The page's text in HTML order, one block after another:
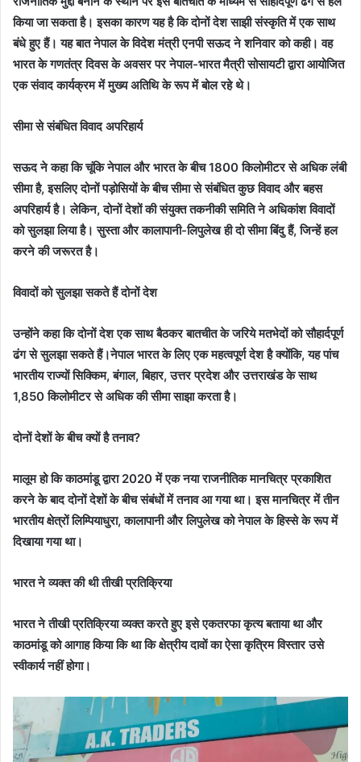
किया जा सकता है। इसका कारण यह है कि दोनों देश साझी संस्कृति में एक साथ
बंधे हुए हैं। यह बात नेपाल के विदेश मंत्री एनपी सऊद ने शनिवार को कही। वह
भारत के गणतंत्र दिवस के अवसर पर नेपाल-भारत मैत्री सोसायटी द्वारा आयोजित
एक संवाद कार्यक्रम में मुख्य अतिथि के रूप में बोल रहे थे।
सीमा से संबंधित विवाद अपरिहार्य
सऊद ने कहा कि चूंकि नेपाल और भारत के बीच 1800 किलोमीटर से अधिक लंबी
सीमा है, इसलिए दोनों पड़ोसियों के बीच सीमा से संबंधित कुछ विवाद और बहस
अपरिहार्य है। लेकिन, दोनों देशों की संयुक्त तकनीकी समिति ने अधिकांश विवादों
को सुलझा लिया है। सुस्ता और कालापानी-लिपुलेख ही दो सीमा बिंदु हैं, जिन्हें हल
करने की जरूरत है।
विवादों को सुलझा सकते हैं दोनों देश
उन्होंने कहा कि दोनों देश एक साथ बैठकर बातचीत के जरिये मतभेदों को सौहार्दपूर्ण
ढंग से सुलझा सकते हैं।नेपाल भारत के लिए एक महत्वपूर्ण देश है क्योंकि, यह पांच
भारतीय राज्यों सिक्किम, बंगाल, बिहार, उत्तर प्रदेश और उत्तराखंड के साथ
1,850 किलोमीटर से अधिक की सीमा साझा करता है।
दोनों देशों के बीच क्यों है तनाव?
मालूम हो कि काठमांडू द्वारा 2020 में एक नया राजनीतिक मानचित्र प्रकाशित
करने के बाद दोनों देशों के बीच संबंधों में तनाव आ गया था। इस मानचित्र में तीन
भारतीय क्षेत्रों लिम्पियाधुरा, कालापानी और लिपुलेख को नेपाल के हिस्से के रूप में
दिखाया गया था।
भारत ने व्यक्त की थी तीखी प्रतिक्रिया
भारत ने तीखी प्रतिक्रिया व्यक्त करते हुए इसे एकतरफा कृत्य बताया था और
काठमांडू को आगाह किया कि था कि क्षेत्रीय दावों का ऐसा कृत्रिम विस्तार उसे
स्वीकार्य नहीं होगा।